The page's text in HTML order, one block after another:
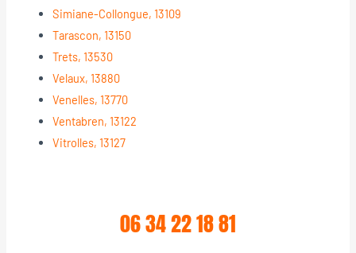
Simiane-Collongue, 13109
Tarascon, 13150
Trets, 13530
Velaux, 13880
Venelles, 13770
Ventabren, 13122
Vitrolles, 13127
06 34 22 18 81